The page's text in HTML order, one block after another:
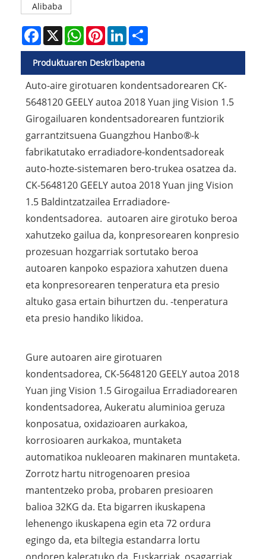
Alibaba
Facebook
X WhatsAppPinterestLinkedIn
Produktuaren Deskribapena
Auto-aire girotuaren kondentsadorearen CK-
5648120 GEELY autoa 2018 Yuan jing Vision 1.5
Girogailuaren kondentsadorearen funtziorik
garrantzitsuena Guangzhou Hanbo®-k
fabrikatutako erradiadore-kondentsadoreak
auto-hozte-sistemaren bero-trukea osatzea da.
CK-5648120 GEELY autoa 2018 Yuan jing Vision
1.5 Baldintzatzailea Erradiadore-
kondentsadorea. autoaren aire girotuko beroa
xahutzeko gailua da, konpresorearen konpresio
prozesuan hozgarriak sortutako beroa
autoaren kanpoko espaziora xahutzen duena
eta konpresorearen tenperatura eta presio
altuko gasa ertain bihurtzen du. -tenperatura
eta presio handiko likidoa.
Gure autoaren aire girotuaren
kondentsadorea, CK-5648120 GEELY autoa 2018
Yuan jing Vision 1.5 Girogailua Erradiadorearen
kondentsadorea, Aukeratu aluminioa geruza
konposatua, oxidazioaren aurkakoa,
korrosioaren aurkakoa, muntaketa
automatikoa nukleoaren makinaren muntaketa.
Zorrotz hartu nitrogenoaren presioa
mantentzeko proba, probaren presioaren
balioa 32KG da. Eta bigarren ikuskapena
lehenengo ikuskapena egin eta 72 ordura
egingo da, eta biltegia estandarra lortu